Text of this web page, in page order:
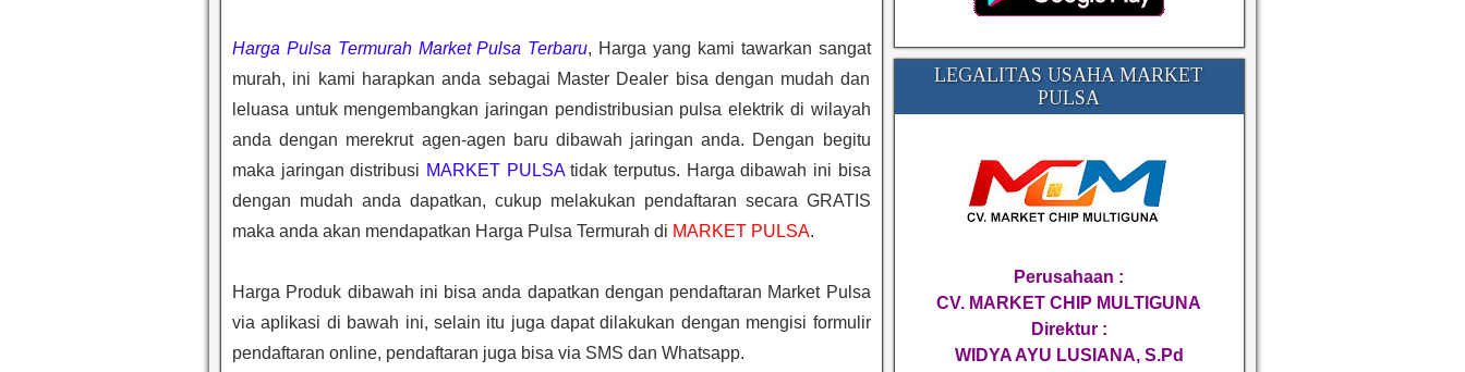
Harga Pulsa Termurah Market Pulsa Terbaru, Harga yang kami tawarkan sangat
murah, ini kami harapkan anda sebagai Master Dealer bisa dengan mudah dan
leluasa untuk mengembangkan jaringan pendistribusian pulsa elektrik di wilayah
anda dengan merekrut agen-agen baru dibawah jaringan anda. Dengan begitu
maka jaringan distribusi MARKET PULSAtidak terputus. Harga dibawah ini bisa
dengan mudah anda dapatkan, cukup melakukan pendaftaran secara GRATIS
maka anda akan mendapatkan Harga Pulsa Termurah di MARKET PULSA.
Harga Produk dibawah ini bisa anda dapatkan dengan pendaftaran Market Pulsa
via aplikasi di bawah ini, selain itu juga dapat dilakukan dengan mengisi formulir
pendaftaran online, pendaftaran juga bisa via SMS dan Whatsapp.
LEGALITAS USAHA MARKET
PULSA
Perusahaan :
CV. MARKET CHIP MULTIGUNA
Direktur :
WIDYA AYU LUSIANA, S.Pd